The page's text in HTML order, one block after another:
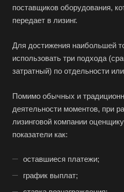
поставщиков оборудования,
передает в лизинг.
Для достижения наибольшей
использовать три подхода
затратный) по отдельности
Помимо обычных и
деятельности моментов, при
лизинговой компании
показатели как:
оставшиеся платежи;
график выплат;
Выберите ваш
Например: